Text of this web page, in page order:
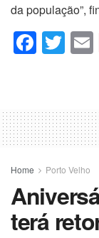
da população”,
F
a
e
b
o
o
k
T
wi
er
Home Porto Velho
terá